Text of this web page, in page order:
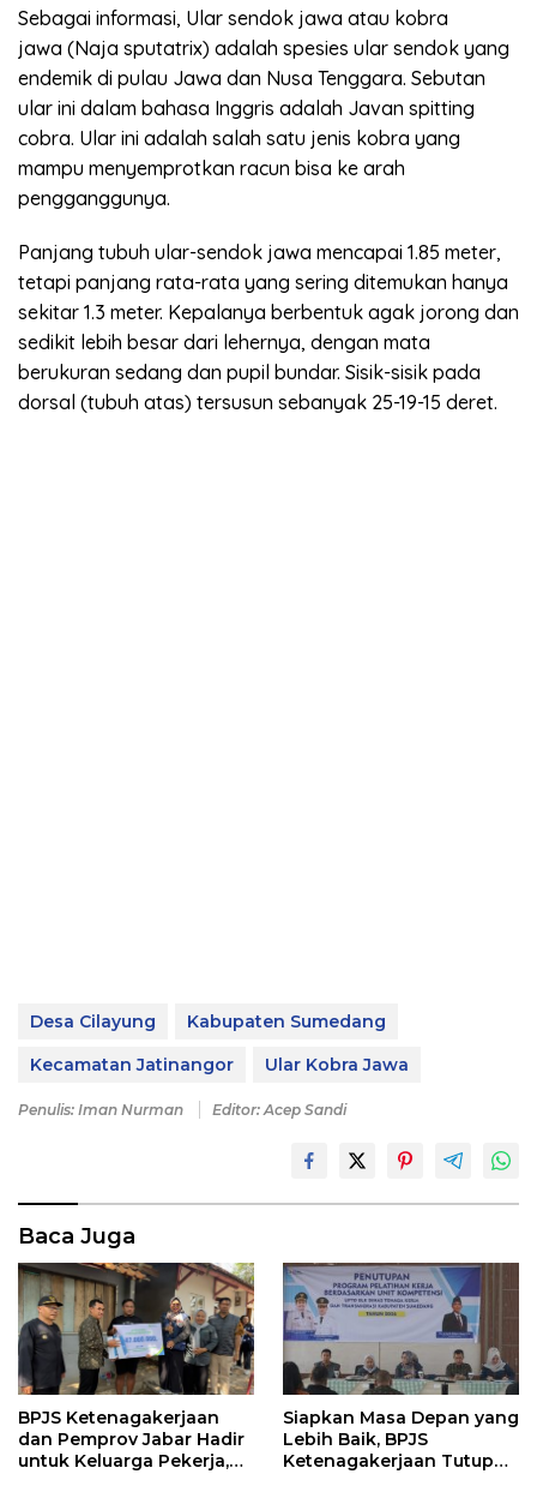
Sebagai informasi, Ular sendok jawa atau kobra
jawa (Naja sputatrix) adalah spesies ular sendok yang
endemik di pulau Jawa dan Nusa Tenggara. Sebutan
ular ini dalam bahasa Inggris adalah Javan spitting
cobra. Ular ini adalah salah satu jenis kobra yang
mampu menyemprotkan racun bisa ke arah
pengganggunya.
Panjang tubuh ular-sendok jawa mencapai 1.85 meter,
tetapi panjang rata-rata yang sering ditemukan hanya
sekitar 1.3 meter. Kepalanya berbentuk agak jorong dan
sedikit lebih besar dari lehernya, dengan mata
berukuran sedang dan pupil bundar. Sisik-sisik pada
dorsal (tubuh atas) tersusun sebanyak 25-19-15 deret.
Desa Cilayung
Kabupaten Sumedang
Kecamatan Jatinangor
Ular Kobra Jawa
Penulis: Iman Nurman Editor: Acep Sandi
Baca Juga
BPJS Ketenagakerjaan
dan Pemprov Jabar Hadir
untuk Keluarga Pekerja,
Siapkan Masa Depan yang
Lebih Baik, BPJS
Ketenagakerjaan Tutup